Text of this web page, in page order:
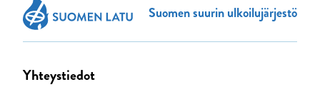
Suomen suurin ulkoilujärjestö
Yhteystiedot